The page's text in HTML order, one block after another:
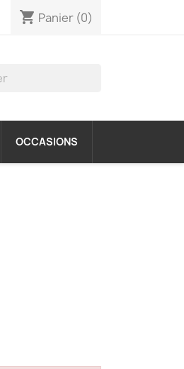
shopping_cart Panier (0)
OCCASIONS